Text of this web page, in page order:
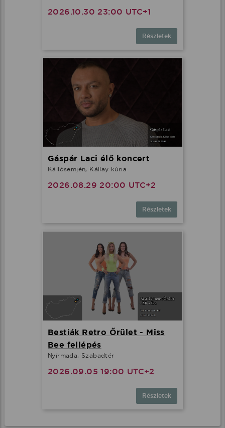
2026.10.30 23:00 UTC+1
Részletek
Gáspár Laci élő koncert
Kállósemjén, Kállay kúria
2026.08.29 20:00 UTC+2
Részletek
Bestiák Retro Őrület - Miss
Bee fellépés
Nyírmada, Szabadtér
2026.09.05 19:00 UTC+2
Részletek